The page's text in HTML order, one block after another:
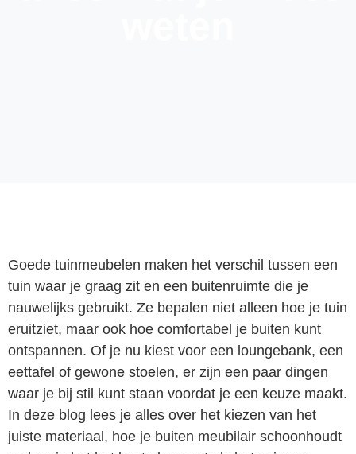
Goede tuinmeubelen maken het verschil tussen een
tuin waar je graag zit en een buitenruimte die je
nauwelijks gebruikt. Ze bepalen niet alleen hoe je tuin
eruitziet, maar ook hoe comfortabel je buiten kunt
ontspannen. Of je nu kiest voor een loungebank, een
eettafel of gewone stoelen, er zijn een paar dingen
waar je bij stil kunt staan voordat je een keuze maakt.
In deze blog lees je alles over het kiezen van het
juiste materiaal, hoe je buiten meubilair schoonhoudt